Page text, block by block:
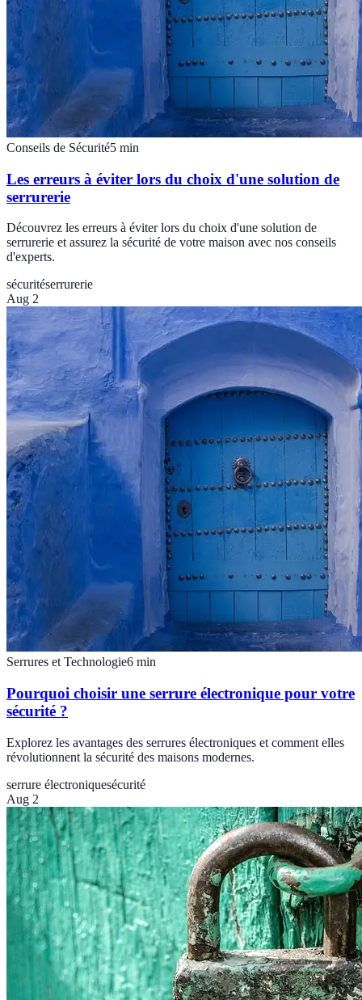
Conseils de Sécurité5 min
Les erreurs à éviter lors du choix d'une solution de
serrurerie
Découvrez les erreurs à éviter lors du choix d'une solution de
serrurerie et assurez la sécurité de votre maison avec nos conseils
d'experts.
sécuritéserrurerie
Aug 2
Serrures et Technologie6 min
Pourquoi choisir une serrure électronique pour votre
sécurité ?
Explorez les avantages des serrures électroniques et comment elles
révolutionnent la sécurité des maisons modernes.
serrure électroniquesécurité
Aug 2